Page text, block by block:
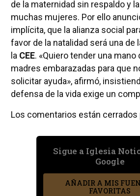
de la maternidad sin respaldo y
muchas mujeres. Por ello
implícita, que la alianza social
favor de la natalidad será una de
la CEE. «Quiero tender una mano
madres embarazadas para que
solicitar ayuda», afirmó,
defensa de la vida exige un
Los comentarios están cerrados
Sigue a Iglesia
Google
AÑADIR A MIS
FAVORITAS